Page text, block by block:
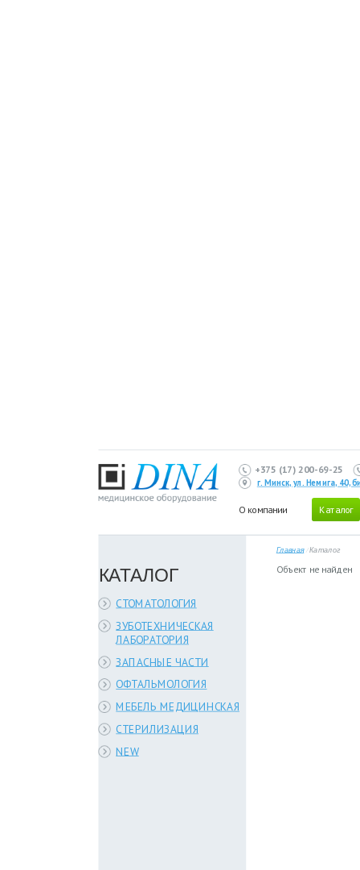
+375 (17) 200-69-25
г. Минск, ул. Немига, 40,
О компании Каталог
КАТАЛОГ
СТОМАТОЛОГИЯ
ЗУБОТЕХНИЧЕСКАЯ
ЛАБОРАТОРИЯ
ЗАПАСНЫЕ ЧАСТИ
ОФТАЛЬМОЛОГИЯ
МЕБЕЛЬ МЕДИЦИНСКАЯ
СТЕРИЛИЗАЦИЯ
NEW
Главная /Каталог
Объект не найден